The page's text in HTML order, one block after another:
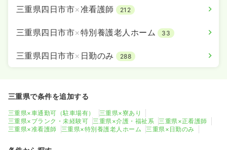
三重県四日市市×准看護師 212
三重県四日市市×特別養護老人ホーム 33
三重県四日市市× 日勤のみ 288
三重県で条件を追加する
三重県×車通勤可（駐車場有）
三重県×寮あり
三重県×ブランク・未経験可
三重県×介護・福祉系
三重県×正看護師
三重県×准看護師
三重県×特別養護老人ホーム 三重県×日勤のみ